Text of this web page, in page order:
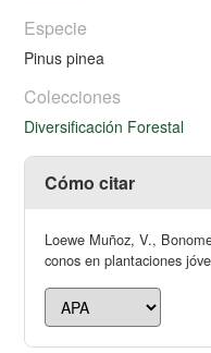
Especie
Pinus pinea
Colecciones
Diversificación Forestal
Cómo citar
Loewe Muñoz, V.,
conos en plantaciones